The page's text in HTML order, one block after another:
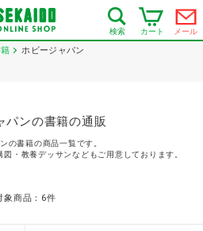
検索 カート メール
ホビージャパン
パンの書籍の通販
の書籍の商品一覧です。
・教養デッサンなどもご用意しております。
象商品： 6件